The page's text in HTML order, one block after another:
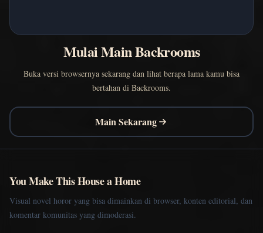
Mulai Main Backrooms
Buka versi browsernya sekarang dan lihat berapa lama kamu bisa
bertahan di Backrooms.
Main Sekarang
You Make This House a Home
Visual novel horor yang bisa dimainkan di browser, konten editorial, dan
komentar komunitas yang dimoderasi.